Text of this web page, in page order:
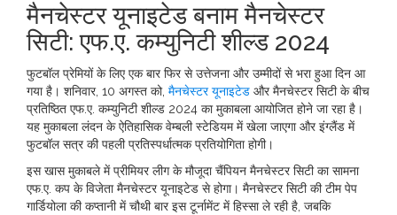
मैनचेस्टर यूनाइटेड बनाम मैनचेस्टर
सिटी: एफ.ए. कम्युनिटी शील्ड 2024
फुटबॉल प्रेमियों के लिए एक बार फिर से उत्तेजना और उम्मीदों से भरा हुआ दिन आ
गया है। शनिवार, 10 अगस्त को, मैनचेस्टर यूनाइटेड और मैनचेस्टर सिटी के बीच
प्रतिष्ठित एफ.ए. कम्युनिटी शील्ड 2024 का मुकाबला आयोजित होने जा रहा है।
यह मुकाबला लंदन के ऐतिहासिक वेम्बली स्टेडियम में खेला जाएगा और इंग्लैंड में
फुटबॉल सत्र की पहली प्रतिस्पर्धात्मक प्रतियोगिता होगी।
इस खास मुकाबले में प्रीमियर लीग के मौजूदा चैंपियन मैनचेस्टर सिटी का सामना
एफ.ए. कप के विजेता मैनचेस्टर यूनाइटेड से होगा। मैनचेस्टर सिटी की टीम पेप
गार्डियोला की कप्तानी में चौथी बार इस टूर्नामेंट में हिस्सा ले रही है, जबकि